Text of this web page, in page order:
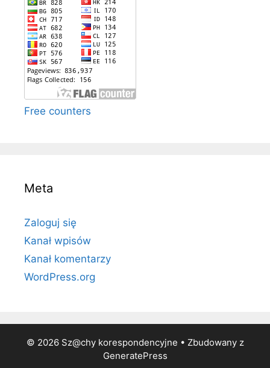
Free counters
Meta
Zaloguj się
Kanał wpisów
Kanał komentarzy
WordPress.org
© 2026 Sz@chy korespondencyjne • Zbudowany z
GeneratePress